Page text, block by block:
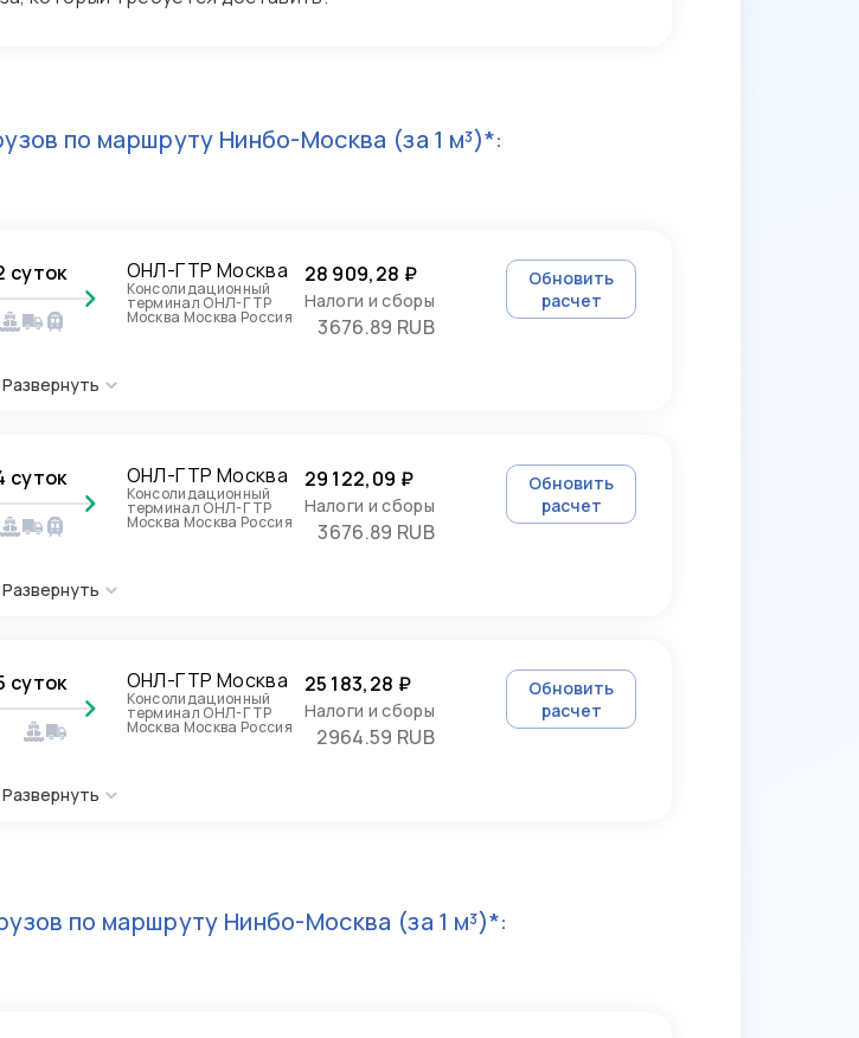
по маршруту Нинбо-Москва (за 1 м³)*:
суток ОНЛ-ГТР Москва
Консолидационный
терминал ОНЛ-ГТР
Москва Москва Россия
28 909,28 ₽
Налоги и сборы
3676.89 RUB
Обновить
расчет
Развернуть
суток ОНЛ-ГТР Москва
Консолидационный
терминал ОНЛ-ГТР
Москва Москва Россия
29 122,09 ₽
Налоги и сборы
3676.89 RUB
Обновить
расчет
Развернуть
суток ОНЛ-ГТР Москва
Консолидационный
терминал ОНЛ-ГТР
Москва Москва Россия
25 183,28 ₽
Налоги и сборы
2964.59 RUB
Обновить
расчет
Развернуть
по маршруту Нинбо-Москва (за 1 м³)*: